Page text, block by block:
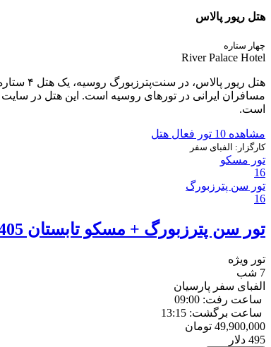
هتل ریور پالاس
چهار ستاره
River Palace Hotel
هتل
است.
مشاهده 10 تور فعال هتل
کارگزار: الفبای سفر
تور مسکو
16
تور سن پترزبورگ
16
تور سن پترزبورگ + مسکو تابستان 1405
تور ویژه
7 شب
الفبای سفر پارسیان
ساعت رفت: 09:00
ساعت برگشت: 13:15
49,900,000 تومان
495 دلار